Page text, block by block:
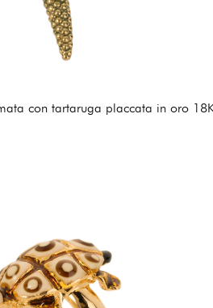
con tartaruga placcata in oro